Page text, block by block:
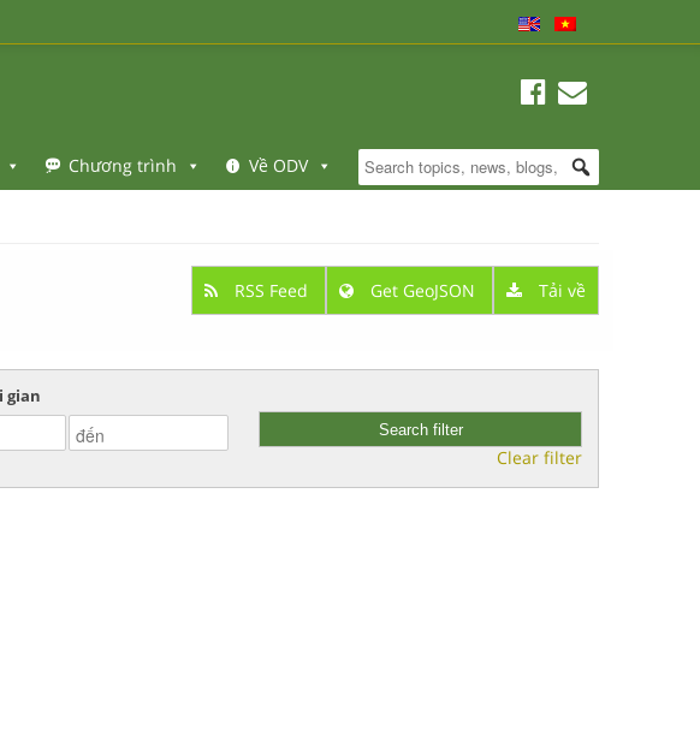
Chương trình Về ODV
RSS Feed Get GeoJSON Tải về
gian
Clear filter